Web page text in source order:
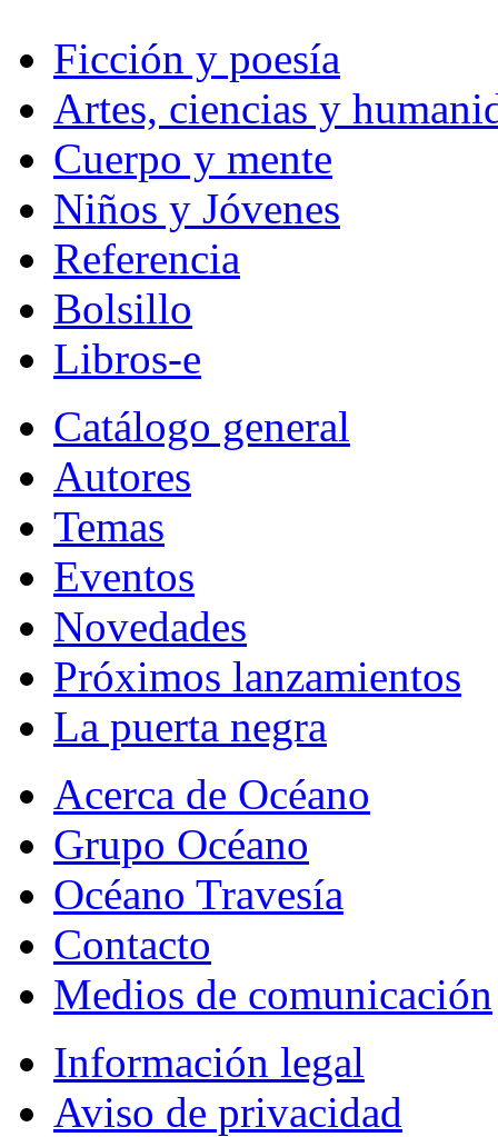
Ficción y poesía
Artes, ciencias y
Cuerpo y mente
Niños y Jóvenes
Referencia
Bolsillo
Libros-e
Catálogo general
Autores
Temas
Eventos
Novedades
Próximos lanzamientos
La puerta negra
Acerca de Océano
Grupo Océano
Océano Travesía
Contacto
Medios de comunicación
Información legal
Aviso de privacidad